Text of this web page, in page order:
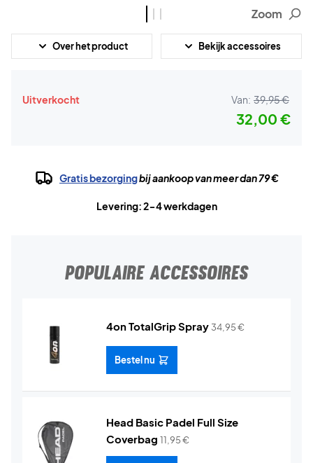
Zoom
Over het product Bekijk accessoires
Uitverkocht Van: 39,95 €
32,00 €
Gratis bezorgingbij aankoop van meer dan 79 €
Levering: 2-4 werkdagen
POPULAIRE ACCESSOIRES
4on TotalGrip Spray 34,95€
Bestel nu
Head Basic Padel Full Size
Coverbag 11,95€